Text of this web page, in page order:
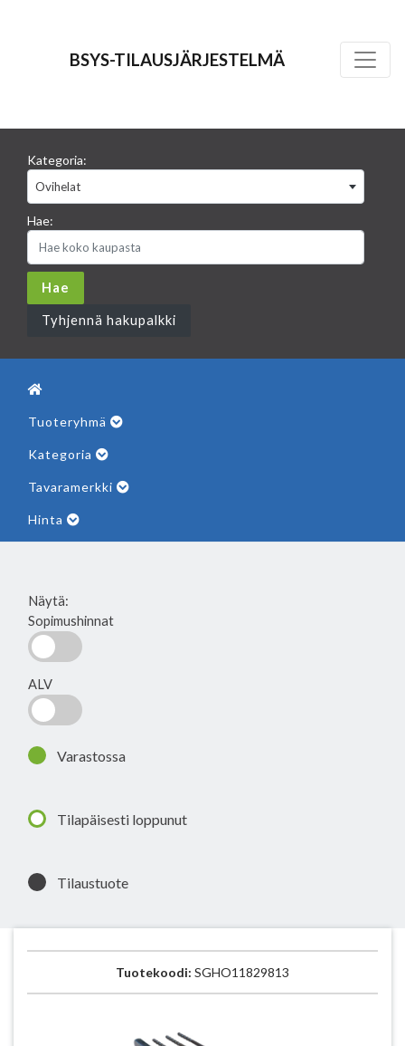
BSYS-TILAUSJÄRJESTELMÄ
Kategoria:
Ovihelat
Hae:
Tyhjennä hakupalkki
Tuoteryhmä
Kategoria
Tavaramerkki
Hinta
Näytä:
Sopimushinnat
ALV
Varastossa
Tilapäisesti loppunut
Tilaustuote
Tuotekoodi: SGHO11829813